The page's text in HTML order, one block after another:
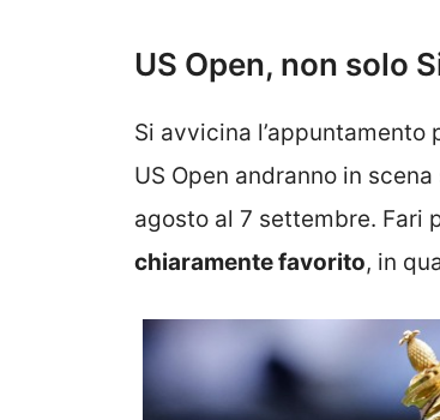
US Open, non solo
Si avvicina
US Open andranno in
agosto al 7 settembre. Fari
chiaramente favorito, in